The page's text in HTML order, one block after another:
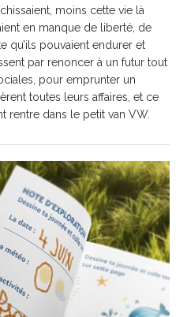
moins cette vie là
en manque de liberté, de
qu’ils pouvaient endurer et
par renoncer à un futur tout
pour emprunter un
toutes leurs affaires, et ce
rentre dans le petit van VW.